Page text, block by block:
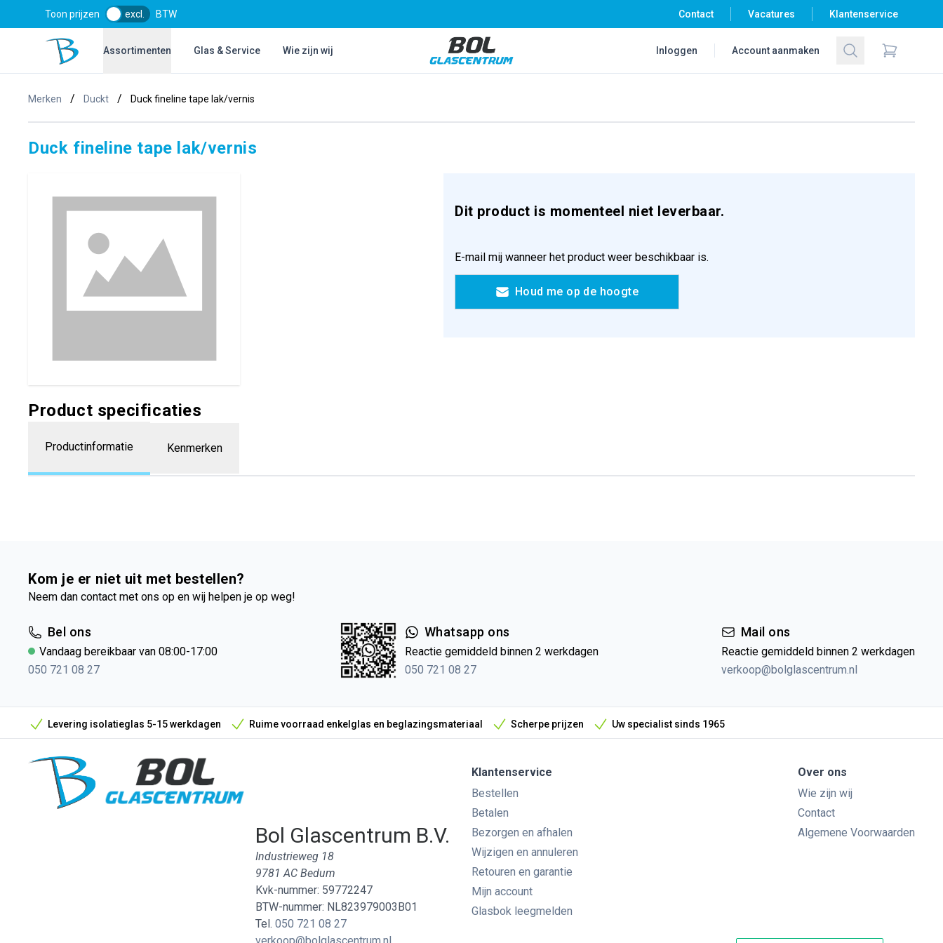
Toon prijzen excl. BTW Contact Vacatures Klantenservice
Bol Glascentrum B.V.Assortimenten Glas & Service Wie zijn wij
Bol Glascentrum B.V.
Inloggen Account aanmaken Zoeken
Items in
Merken / Duckt / Duck fineline tape lak/vernis
Duck fineline tape lak/vernis
Dit product is momenteel niet leverbaar.
E-mail mij wanneer het product weer beschikbaar is.
Houd me op de hoogte
Product specificaties
Productinformatie Kenmerken
Kom je er niet uit met bestellen?
Neem dan contact met ons op en wij helpen je op weg!
Bel ons
Vandaag bereikbaar van 08:00-17:00
050 721 08 27
Whatsapp ons
Reactie gemiddeld binnen 2 werkdagen
050 721 08 27
Mail ons
Reactie gemiddeld binnen 2 werkdagen
verkoop@bolglascentrum.nl
Levering isolatieglas 5-15 werkdagen Ruime voorraad enkelglas en beglazingsmateriaal Scherpe prijzen Uw specialist sinds 1965
Bol Glascentrum B.V.
Industrieweg 18
9781 AC Bedum
Kvk-nummer: 59772247
BTW-nummer: NL823979003B01
Tel. 050 721 08 27
Klantenservice
Bestellen
Betalen
Bezorgen en afhalen
Wijzigen en annuleren
Retouren en garantie
Mijn account
Glasbok leegmelden
Over ons
Wie zijn wij
Contact
Algemene Voorwaarden